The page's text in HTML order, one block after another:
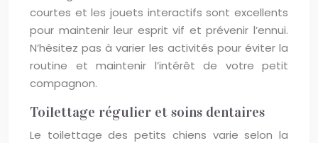
courtes et les jouets interactifs sont excellents
pour maintenir leur esprit vif et prévenir l’ennui.
N’hésitez pas à varier les activités pour éviter la
routine et maintenir l’intérêt de votre petit
compagnon.
Toilettage régulier et soins dentaires
Le toilettage des petits chiens varie selon la